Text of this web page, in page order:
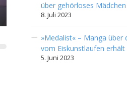
über gehörloses
8. Juli 2023
»Medalist« – Manga über
vom Eiskunstlaufen erhält
5. Juni 2023